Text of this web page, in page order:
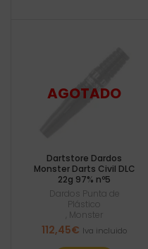
Dartstore Dardos
Monster Darts Civil DLC
22g 97% nº5
Dardos Punta de
Plástico
Monster
112,45€ Iva incluido